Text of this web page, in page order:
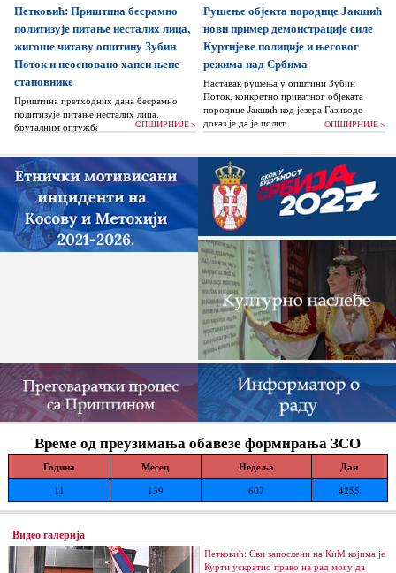
Петковић: Приштина бесрамно
политизује питање несталих лица,
жигоше читаву општину Зубин
Поток и неосновано хапси њене
становнике
Приштина претходних дана бесрамно
политизује питање несталих лица,
бруталним оптужбама на рачун Београда
жигоше...
ОПШИРНИЈЕ >
Рушење објекта породице Јакшић
нови пример демонстрације силе
Куртијеве полиције и његовог
режима над Србима
Наставак рушења у општини Зубин
Поток, конкретно приватног објеката
породице Јакшић код језера Газиводе
доказ је да је политика Аљбина Куртија...
ОПШИРНИЈЕ >
Време од преузимања обавезе формирања ЗСО
Година Месец Недеља Дан
11 139 607 4255
Видео галерија
Петковић: Сви запослени на КиМ којима је
Курти ускратио право на рад могу да